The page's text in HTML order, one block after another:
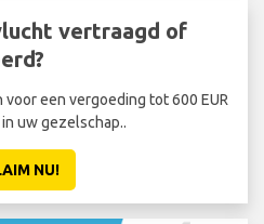
vertraagd of
voor een vergoeding tot 600 EUR
uw gezelschap..
NU!